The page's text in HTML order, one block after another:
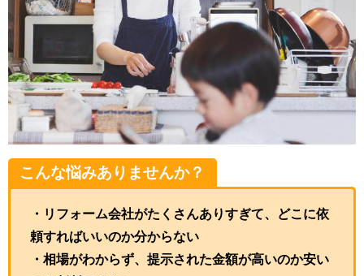
こんな悩みありませんか？
・リフォーム会社がたくさんありすぎて、どこに依
頼すればいいのか分からない
・相場がわからず、提示された金額が高いのか安い